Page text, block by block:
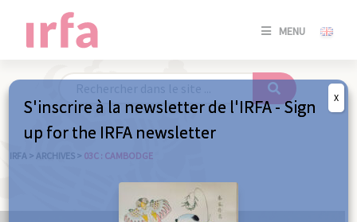
MENU
SE
IRFA > ARCHIVES > 03C : CAMBODGE
S'inscrire à la newsletter de l'IRFA - Sign
up for the IRFA newsletter
X